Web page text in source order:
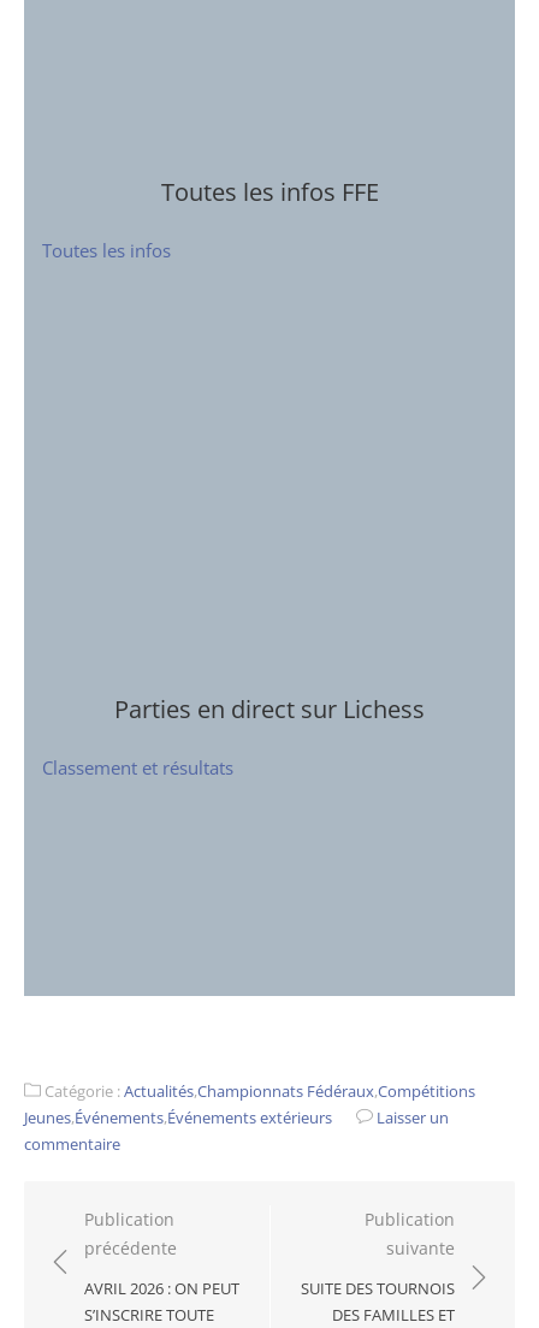
Toutes les infos FFE
Toutes les infos
Parties en direct sur Lichess
Classement et résultats
Catégorie :Actualités,Championnats Fédéraux,Compétitions
Jeunes,Événements,Événements extérieurs
Laisser un
commentaire
Navigation
de
l’article
Publication
précédente
AVRIL 2026 : ON PEUT
S’INSCRIRE TOUTE
Publication
suivante
SUITE DES TOURNOIS
DES FAMILLES ET